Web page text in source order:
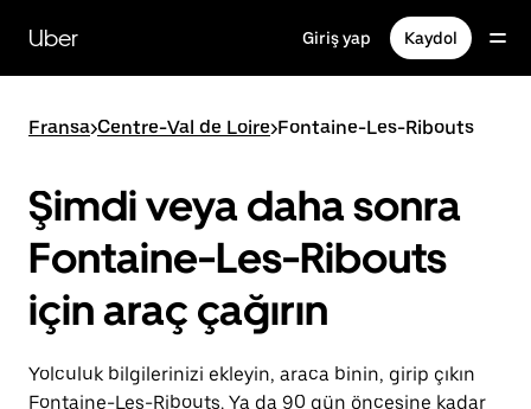
içeriğe
gidinUber Giriş yap Kaydol
Fransa>Centre-Val de Loire>Fontaine-Les-Ribouts
Şimdi veya daha sonra
Fontaine-Les-Ribouts
için araç çağırın
Yolculuk bilgilerinizi ekleyin, araca binin, girip çıkın
Fontaine-Les-Ribouts. Ya da 90 gün öncesine kadar